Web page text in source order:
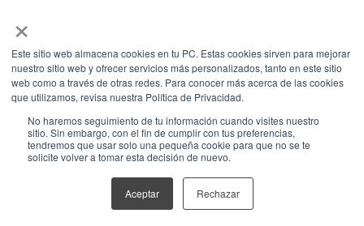
×
Este sitio web almacena cookies en tu PC. Estas cookies sirven para mejorar
nuestro sitio web y ofrecer servicios más personalizados, tanto en este sitio
web como a través de otras redes. Para conocer más acerca de las cookies
que utilizamos, revisa nuestra Política de Privacidad.
No haremos seguimiento de tu información cuando visites nuestro
sitio. Sin embargo, con el fin de cumplir con tus preferencias,
tendremos que usar solo una pequeña cookie para que no se te
solicite volver a tomar esta decisión de nuevo.
Aceptar Rechazar